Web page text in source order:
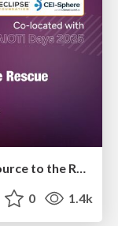
AI in Enterprises - Java and Open Source to the Rescue
0 1.4k